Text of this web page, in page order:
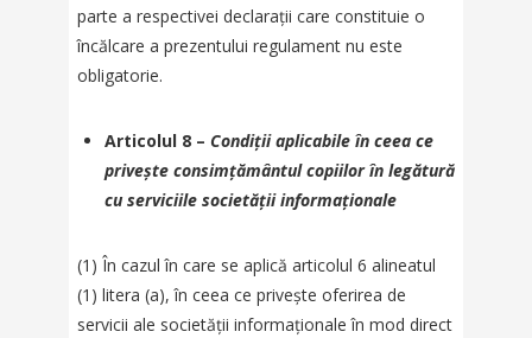
parte a respectivei declarații care constituie o
încălcare a prezentului regulament nu este
obligatorie.
Articolul 8 –Condiții aplicabile în ceea ce
privește consimțământul copiilor în legătură
cu serviciile societății informaționale
(1) În cazul în care se aplică articolul 6 alineatul
(1) litera (a), în ceea ce privește oferirea de
servicii ale societății informaționale în mod direct